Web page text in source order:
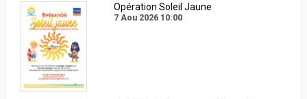
Opération Soleil Jaune
7 Aou 2026 10:00